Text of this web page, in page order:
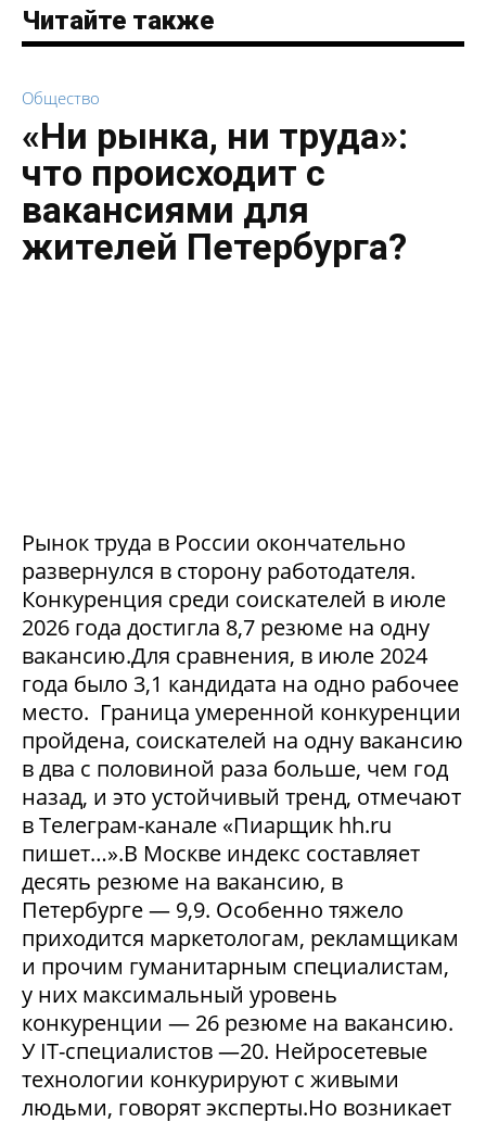
Читайте также
Общество
«Ни рынка, ни труда»:
что происходит с
вакансиями для
жителей Петербурга?
Рынок труда в России окончательно
развернулся в сторону работодателя.
Конкуренция среди соискателей в июле
2026 года достигла 8,7 резюме на одну
вакансию.Для сравнения, в июле 2024
года было 3,1 кандидата на одно рабочее
место. Граница умеренной конкуренции
пройдена, соискателей на одну вакансию
в два с половиной раза больше, чем год
назад, и это устойчивый тренд, отмечают
в Телеграм-канале «Пиарщик hh.ru
пишет…».В Москве индекс составляет
десять резюме на вакансию, в
Петербурге — 9,9. Особенно тяжело
приходится маркетологам, рекламщикам
и прочим гуманитарным специалистам,
у них максимальный уровень
конкуренции — 26 резюме на вакансию.
У IT-специалистов —20. Нейросетевые
технологии конкурируют с живыми
людьми, говорят эксперты.Но возникает